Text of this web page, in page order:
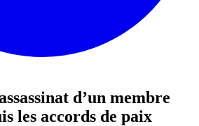
d’un membre
les accords de paix